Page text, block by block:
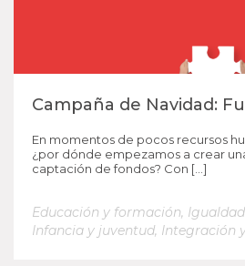
Campaña de Navidad:
En momentos de pocos recursos
¿por dónde empezamos a crear
captación de fondos? Con […]
Educación y formación,
Infancia y juventud, Integración